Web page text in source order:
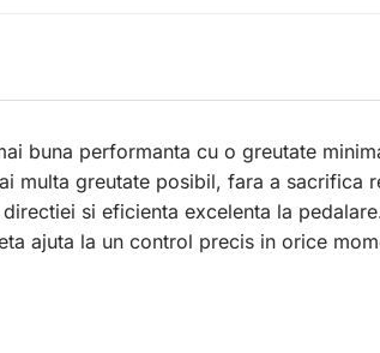
buna performanta cu o greutate
multa greutate posibil, fara a sacrifica
si eficienta excelenta la
ajuta la un control precis in orice